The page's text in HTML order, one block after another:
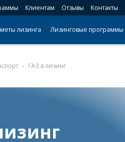
Клиентам Отзывы Контакты
лизинга Лизинговые программы
ГАЗ в лизинг